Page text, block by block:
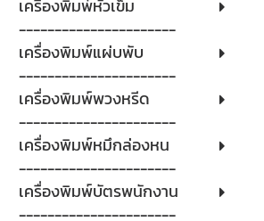
เครื่องพิมพ์หัวเข็ม
----------------------
เครื่องพิมพ์แผ่บพับ
----------------------
เครื่องพิมพ์พวงหรีด
----------------------
เครื่องพิมพ์หมึกล่องหน
----------------------
เครื่องพิมพ์บัตรพนักงาน
----------------------